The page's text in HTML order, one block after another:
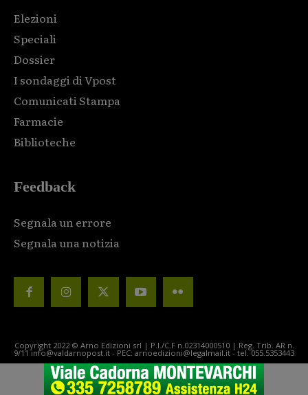
Elezioni
Speciali
Dossier
I sondaggi di Vpost
Comunicati Stampa
Farmacie
Biblioteche
Feedback
Segnala un errore
Segnala una notizia
Copyright 2022 © Arno Edizioni srl | P.I./C.F n.02314000510 | Reg. Trib. AR n.
9/11 info@valdarnopost.it - PEC: arnoedizioni@legalmail.it - tel. 055.5353443